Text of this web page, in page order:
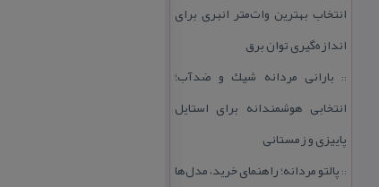
انتخاب بهترین وات‌متر انبری برای
اندازه‌گیری توان برق
:: بارانی مردانه شیك و ضدآب؛
انتخابی هوشمندانه برای استایل
پاییزی و زمستانی
:: پالتو مردانه؛ راهنمای خرید، مدل‌ها